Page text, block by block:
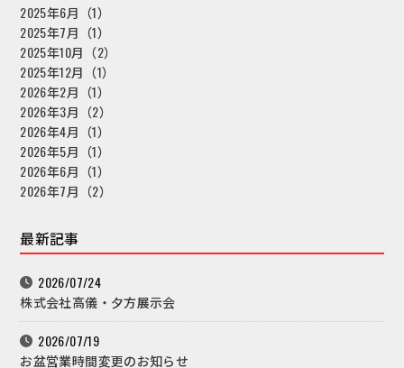
2025年6月（1）
2025年7月（1）
2025年10月（2）
2025年12月（1）
2026年2月（1）
2026年3月（2）
2026年4月（1）
2026年5月（1）
2026年6月（1）
2026年7月（2）
最新記事
2026/07/24
株式会社高儀・夕方展示会
2026/07/19
お盆営業時間変更のお知らせ